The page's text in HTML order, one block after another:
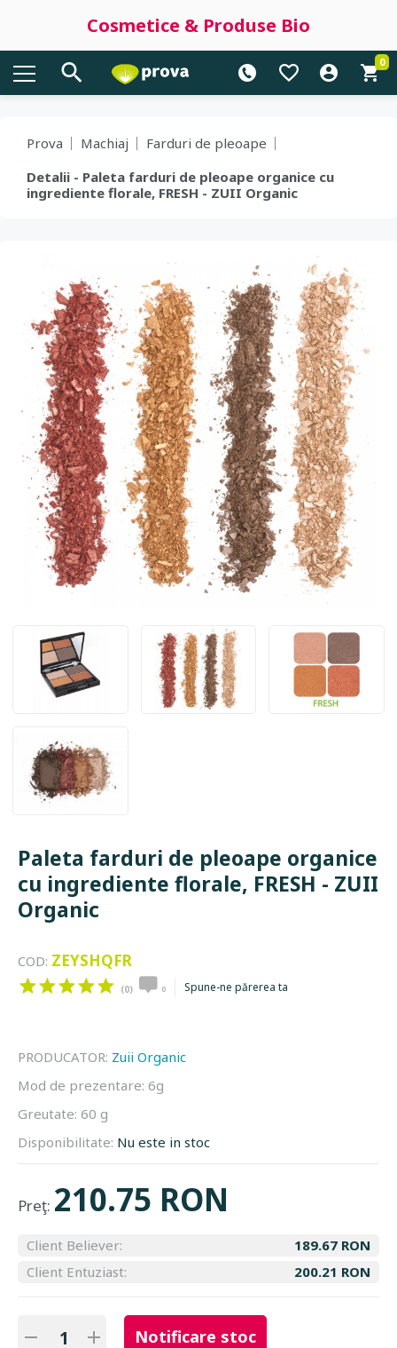
Cosmetice & Produse Bio
0
Prova Machiaj
Farduri de pleoape
Detalii - Paleta farduri de pleoape organice cu
ingrediente florale, FRESH - ZUII Organic
Paleta farduri de pleoape organice
cu ingrediente florale, FRESH - ZUII
Organic
COD: ZEYSHQFR
(0) 0 Spune-ne părerea ta
PRODUCATOR: Zuii Organic
Mod de prezentare: 6g
Greutate: 60 g
Disponibilitate: Nu este in stoc
Preţ: 210.75 RON
Client Believer:
189.67 RON
Client Entuziast:
200.21 RON
Notificare stoc